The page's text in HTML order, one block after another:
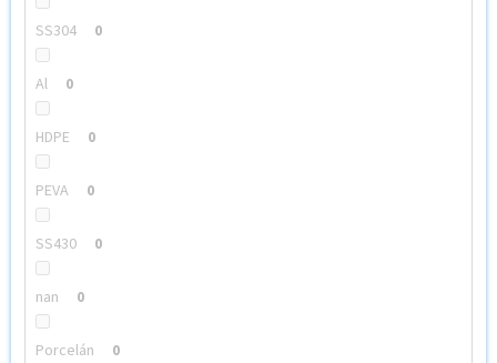
SS304 0
Al 0
HDPE 0
PEVA 0
SS430 0
nan 0
Porcelán 0